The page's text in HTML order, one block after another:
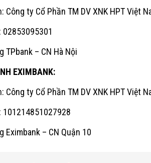
Công ty Cổ Phần TM DV XNK HPT Việt
02853095301
TPbank – CN Hà Nội
EXIMBANK:
Công ty Cổ Phần TM DV XNK HPT Việt
101214851027928
Eximbank – CN Quận 10